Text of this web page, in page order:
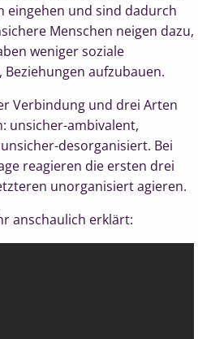
eingehen und sind dadurch
Menschen neigen dazu,
weniger soziale
aufzubauen.
Verbindung und drei Arten
unsicher-ambivalent,
desorganisiert. Bei
reagieren die ersten drei
unorganisiert agieren.
anschaulich erklärt: